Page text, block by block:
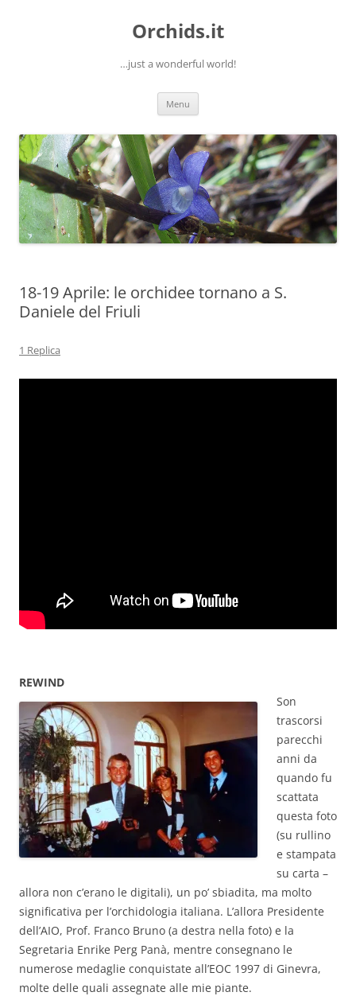
Orchids.it
…just a wonderful world!
Menu
18-19 Aprile: le orchidee tornano a S.
Daniele del Friuli
1 Replica
REWIND
Son
trascorsi
parecchi
anni da
quando fu
scattata
questa foto
(su rullino
e stampata
su carta –
allora non c’erano le digitali), un po’ sbiadita, ma molto
significativa per l’orchidologia italiana. L’allora Presidente
dell’AIO, Prof. Franco Bruno (a destra nella foto) e la
Segretaria Enrike Perg Panà, mentre consegnano le
numerose medaglie conquistate all’EOC 1997 di Ginevra,
molte delle quali assegnate alle mie piante.